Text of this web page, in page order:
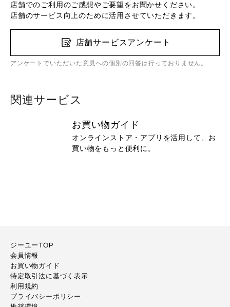
店舗でのご利用のご感想やご要望をお聞かせください。
店舗のサービス向上のために活用させていただきます。
店舗サービスアンケート
アンケートでいただいた意見への個別の回答は行っておりません。
関連サービス
お買い物ガイド
オンラインストア・アプリを活用して、お
買い物をもっと便利に。
ジーユーTOP
会員情報
お買い物ガイド
特定取引法に基づく表示
利用規約
プライバシーポリシー